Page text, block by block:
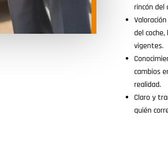
rincón del
del
vigentes.
cambios
realidad.
Claro y
quién